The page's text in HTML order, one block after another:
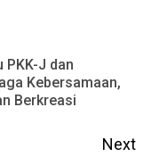
PKK-J dan
Kebersamaan,
Berkreasi
Next